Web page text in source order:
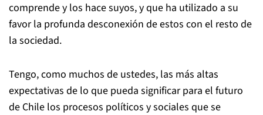
comprende y los hace suyos, y que ha utilizado a su
favor la profunda desconexión de estos con el resto de
la sociedad.
Tengo, como muchos de ustedes, las más altas
expectativas de lo que pueda significar para el futuro
de Chile los procesos políticos y sociales que se